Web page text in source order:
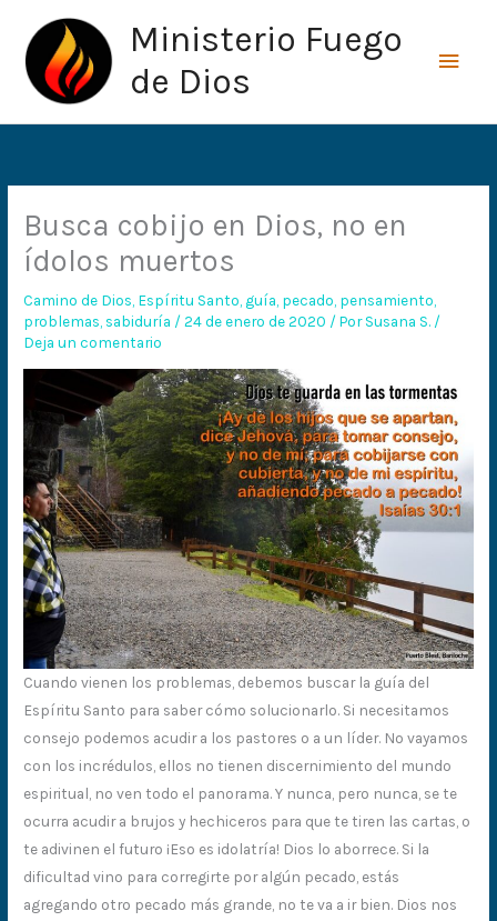
contenido
Ministerio Fuego
de Dios
Busca cobijo en Dios, no en
ídolos muertos
Camino de Dios Espíritu Santo guía pecado pensamiento
problemas sabiduría /24 de enero de 2020 / PorSusana S. /
Deja un comentario
Cuando vienen los problemas, debemos buscar la guía del
Espíritu Santo para saber cómo solucionarlo. Si necesitamos
consejo podemos acudir a los pastores o a un líder. No vayamos
con los incrédulos, ellos no tienen discernimiento del mundo
espiritual, no ven todo el panorama. Y nunca, pero nunca, se te
ocurra acudir a brujos y hechiceros para que te tiren las cartas, o
te adivinen el futuro ¡Eso es idolatría! Dios lo aborrece. Si la
dificultad vino para corregirte por algún pecado, estás
agregando otro pecado más grande, no te va a ir bien. Dios nos